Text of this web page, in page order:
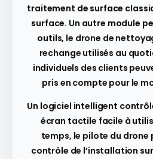
traitement de surface
surface. Un autre module
outils, le drone de
rechange utilisés au
individuels des clients
pris en compte pour le
Un logiciel intelligent
écran tactile facile à
temps, le pilote du
contrôle de l’installation